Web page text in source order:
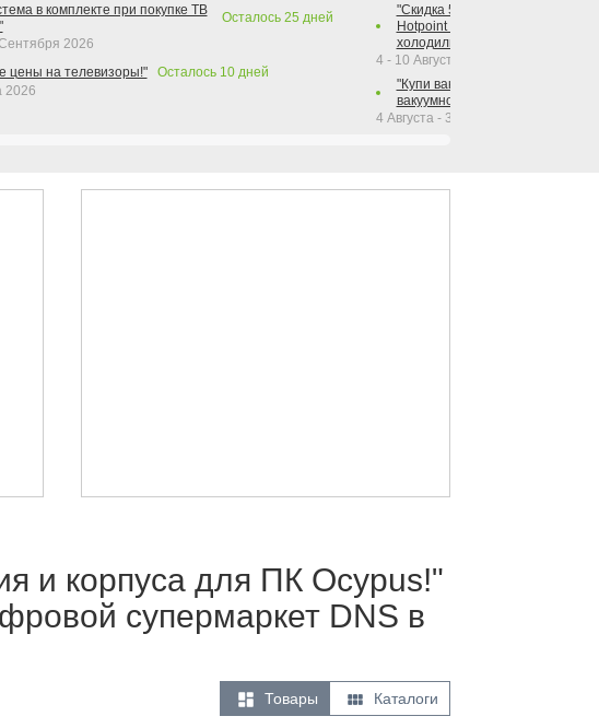
в комплекте при покупке ТВ
Осталось 25 дней
2026
цены на телевизоры!"
Осталось 10дней
2026
"Скидка 50% на варочную
Hotpoint при покупке духового
холодильника Hotpoint!"
4 - 10 Августа 2026
"Купи вакуумный упаковщик +
вакуумного упаковщика =
4 Августа - 30 Сентября 2026
и корпуса для ПК Ocypus!"
супермаркет DNS в
 Товары  Каталоги